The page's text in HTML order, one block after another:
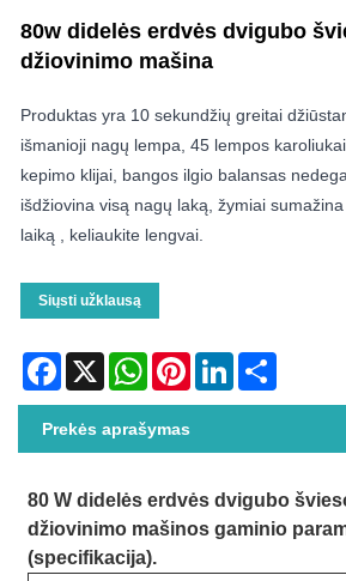
80w didelės erdvės dvigubo
džiovinimo mašina
Produktas yra 10 sekundžių greitai
išmanioji nagų lempa, 45 lempos
kepimo klijai, bangos ilgio balansas
išdžiovina visą nagų laką, žymiai
laiką , keliaukite lengvai.
Siųsti užklausą
Facebook
X WhatsAppPinterestLinkedIn
Prekės aprašymas
80 W didelės erdvės dvigubo
džiovinimo mašinos gaminio
(specifikacija).